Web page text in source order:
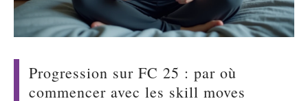
Progression sur FC 25 : par où
commencer avec les skill moves